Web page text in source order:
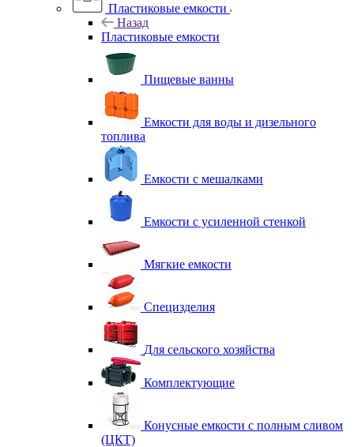
Пластиковые емкости
Назад
Пластиковые емкости
Пищевые ванны
Емкости для воды и дизельного
топлива
Емкости с мешалками
Емкости с усиленной стенкой
Мягкие емкости
Специзделия
Для сельского хозяйства
Комплектующие
Конусные емкости с полным сливом
(ЦКТ)